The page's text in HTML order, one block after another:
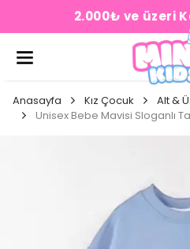
2.000₺ ve üzeri
Anasayfa Kız Çocuk
Alt &
Unisex Bebe Mavisi Sloganlı